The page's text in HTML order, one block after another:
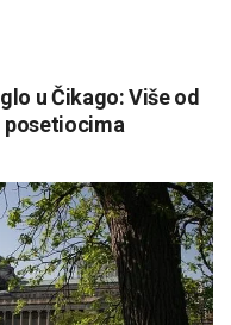
u Čikago: Više od
posetiocima